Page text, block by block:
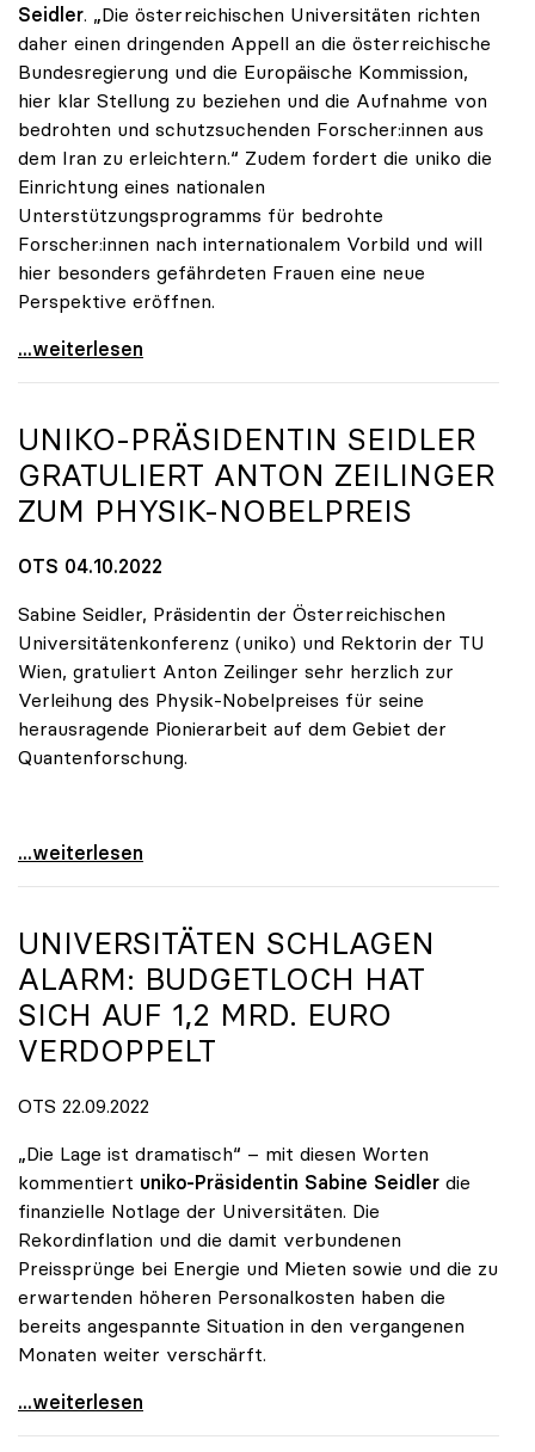
Seidler. „Die österreichischen Universitäten richten
daher einen dringenden Appell an die österreichische
Bundesregierung und die Europäische Kommission,
hier klar Stellung zu beziehen und die Aufnahme von
bedrohten und schutzsuchenden Forscher:innen aus
dem Iran zu erleichtern.“ Zudem fordert die uniko die
Einrichtung eines nationalen
Unterstützungsprogramms für bedrohte
Forscher:innen nach internationalem Vorbild und will
hier besonders gefährdeten Frauen eine neue
Perspektive eröffnen.
Proteste im Iran: uniko fordert nationales
...weiterlesen
UNIKO-PRÄSIDENTIN SEIDLER
GRATULIERT ANTON ZEILINGER
ZUM PHYSIK-NOBELPREIS
OTS 04.10.2022
Sabine Seidler, Präsidentin der Österreichischen
Universitätenkonferenz (uniko) und Rektorin der TU
Wien, gratuliert Anton Zeilinger sehr herzlich zur
Verleihung des Physik-Nobelpreises für seine
herausragende Pionierarbeit auf dem Gebiet der
Quantenforschung.
uniko-Präsidentin Seidler gratuliert Anton
...weiterlesen
UNIVERSITÄTEN SCHLAGEN
ALARM: BUDGETLOCH HAT
SICH AUF 1,2 MRD. EURO
VERDOPPELT
OTS 22.09.2022
„Die Lage ist dramatisch“ – mit diesen Worten
kommentiert uniko-Präsidentin Sabine Seidler die
finanzielle Notlage der Universitäten. Die
Rekordinflation und die damit verbundenen
Preissprünge bei Energie und Mieten sowie und die zu
erwartenden höheren Personalkosten haben die
bereits angespannte Situation in den vergangenen
Monaten weiter verschärft.
Universitäten schlagen Alarm: Budgetloch hat sich
...weiterlesen